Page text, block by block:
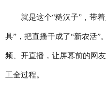
就是这个“糙汉子”，带着
具”，把直播干成了“新农活”
频、开直播，让屏幕前的网
工全过程。